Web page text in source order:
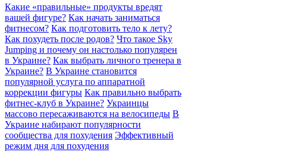
Какие «правильные» продукты вредят
вашей фигуре? Как начать заниматься
фитнесом? Как подготовить тело к лету?
Как похудеть после родов? Что такое Sky
Jumping и почему он настолько популярен
в Украине? Как выбрать личного тренера в
Украине? В Украине становится
популярной услуга по аппаратной
коррекции фигуры Как правильно выбрать
фитнес-клуб в Украине? Украинцы
массово пересаживаются на велосипеды В
Украине набирают популярности
сообщества для похудения Эффективный
режим дня для похудения